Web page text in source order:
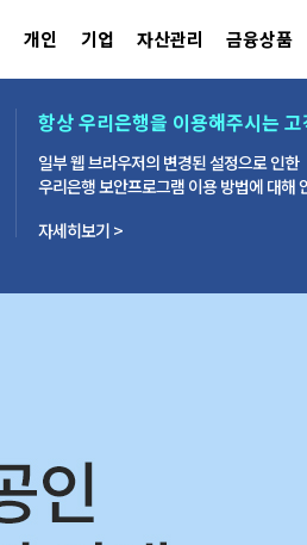
개인 기업 자산관리 금융상품
항상 우리은행을 이용해주시는
일부 웹 브라우저의 변경된 설정으로 인한
우리은행 보안프로그램 이용 방법에 대해
자세히보기 >